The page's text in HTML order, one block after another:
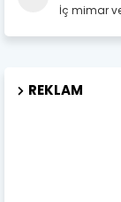
İç mimar
REKLAM